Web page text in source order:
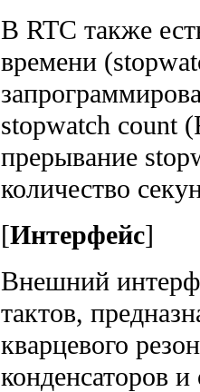
В RTC также
времени
stopwatch count
прерывание
количество
[Интерфейс]
Внешний
тактов,
кварцевого
конденсаторов